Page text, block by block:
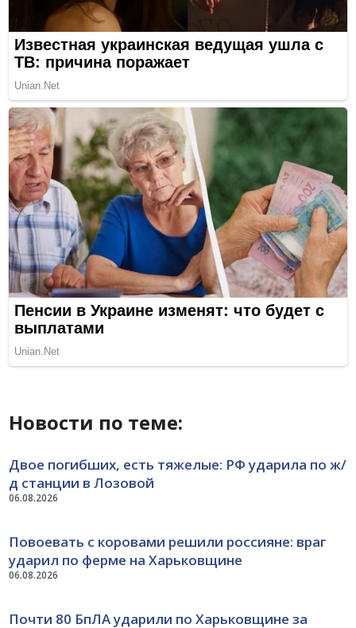
Новости по теме:
06.08.2026
Двое погибших, есть тяжелые: РФ ударила по ж/
д станции в Лозовой
06.08.2026
Повоевать с коровами решили россияне: враг
ударил по ферме на Харьковщине
Почти 80 БпЛА ударили по Харьковщине за